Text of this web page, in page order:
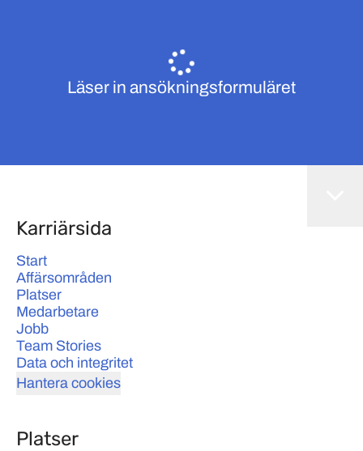
Läser in ansökningsformuläret
Karriärsida
Start
Affärsområden
Platser
Medarbetare
Jobb
Team Stories
Data och integritet
Hantera cookies
Platser